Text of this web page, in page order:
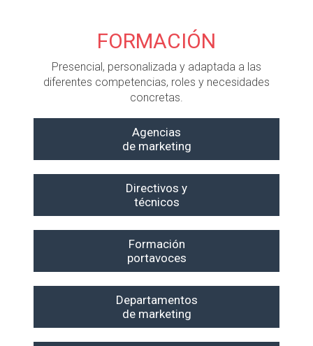
FORMACIÓN
Presencial, personalizada y adaptada a las
diferentes competencias, roles y necesidades
concretas.
Agencias
de marketing
Directivos y
técnicos
Formación
portavoces
Departamentos
de marketing